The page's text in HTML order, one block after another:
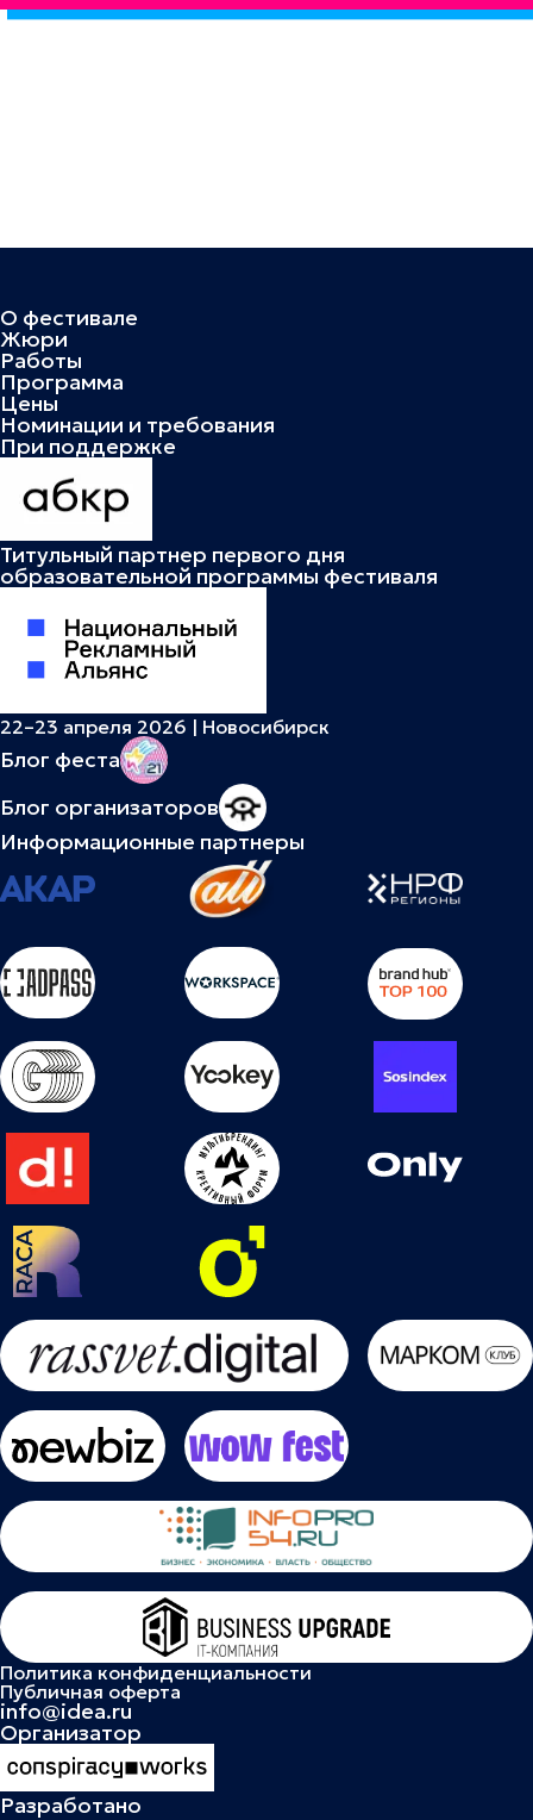
О фестивале
Жюри
Работы
Программа
Цены
Номинации и требования
При поддержке
Титульный партнер первого дня
образовательной программы фестиваля
22–23 апреля 2026 | Новосибирск
Блог феста
Блог организаторов
Информационные партнеры
Политика конфиденциальности
Публичная оферта
info@idea.ru
Организатор
Разработано